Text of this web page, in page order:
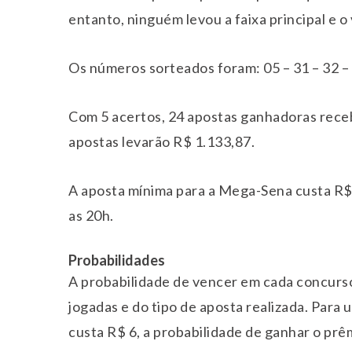
entanto, ninguém levou a faixa principal e
Os números sorteados foram: 05 – 31 – 32
Com 5 acertos, 24 apostas ganhadoras
apostas levarão R$ 1.133,87.
A aposta mínima para a Mega-Sena custa
as 20h.
Probabilidades
A probabilidade de vencer em cada
jogadas e do tipo de aposta realizada. Para
custa R$ 6, a probabilidade de ganhar o